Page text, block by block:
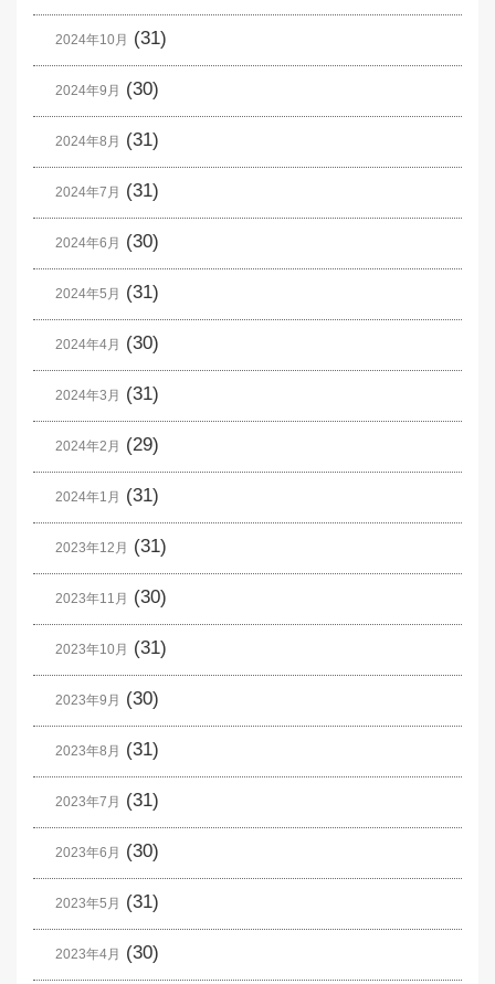
2024年10月 (31)
2024年9月 (30)
2024年8月 (31)
2024年7月 (31)
2024年6月 (30)
2024年5月 (31)
2024年4月 (30)
2024年3月 (31)
2024年2月 (29)
2024年1月 (31)
2023年12月 (31)
2023年11月 (30)
2023年10月 (31)
2023年9月 (30)
2023年8月 (31)
2023年7月 (31)
2023年6月 (30)
2023年5月 (31)
2023年4月 (30)